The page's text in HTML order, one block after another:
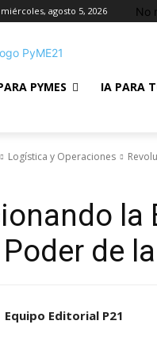
miércoles, agosto 5, 2026 No
PYMES IA PARA
Logística y Operaciones
la
de
Equipo Editorial P21